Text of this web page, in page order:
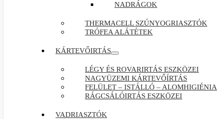
NADRÁGOK
THERMACELL SZÚNYOGRIASZTÓK
TRÓFEA ALÁTÉTEK
KÁRTEVŐIRTÁS
LÉGY ÉS ROVARIRTÁS ESZKÖZEI
NAGYÜZEMI KÁRTEVŐÍRTÁS
FELÜLET – ISTÁLLÓ – ALOMHIGIÉNIA
RÁGCSÁLÓIRTÁS ESZKÖZEI
VADRIASZTÓK